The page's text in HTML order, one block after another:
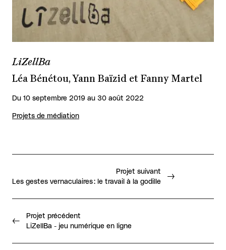
LiZellBa
Léa Bénétou, Yann Baïzid et Fanny Martel
Du 10 septembre 2019 au 30 août 2022
Projets de médiation
Projet précédent
LiZellBa - jeu numérique en ligne
Projet suivant
Les gestes vernaculaires : le travail à la godille